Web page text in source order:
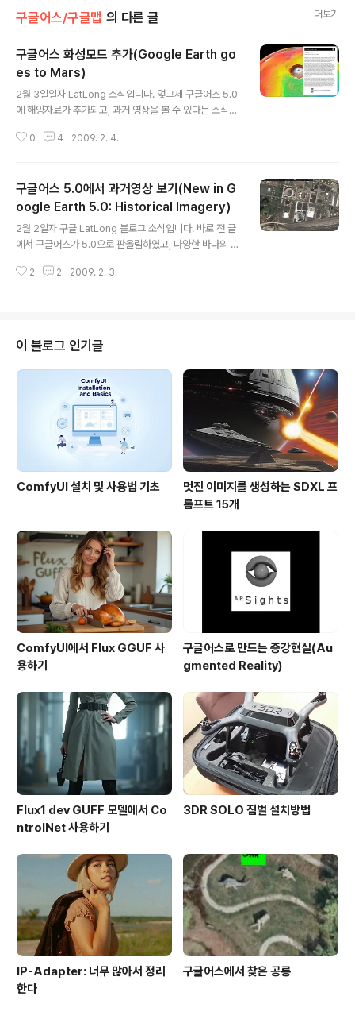
구글어스/구글맵 의 다른 글 더보기
구글어스 화성모드 추가(Google Earth go
es to Mars)
2월 3일일자 LatLong 소식입니다. 엊그제 구글어스 5.0
에 해양자료가 추가되고, 과거 영상을 볼 수 있다는 소식을
니다. 기존에도 웹버전으로 구글 화성(Google Mars)이
라는 글에 올린 것처럼 구글어스에 KML을 추가해서 다른
행성을 볼 수 있는 형태는 있었지만, 영상도 부족하고, 관련
자료도 많이 부족했었습니다. 그런데, 이번에 추가된 화성
모드에는 칼라영상, 높이를 사용한 칼라코드 영상, 근적외
영상 등을 볼 수 있을 뿐 아니라, 유명한 지점에 대한 자세
한 설명도 들어 있고, 특히 미항공우주국(NASA)에서 발사
0 4 2009. 2. 4.
구글어스 5.0에서 과거영상 보기(New in G
oogle Earth 5.0: Historical Imagery)
2월 2일자 구글 LatLong 블로그 소식입니다. 바로 전 글
에서 구글어스가 5.0으로 판올림하였고, 다양한 바다의 모
즉, 과거의 영상을 볼 수 있는 기능이 추가되었다는 내용입
드디어 추가가 되었네요. 사용하는 방법은 간단합니다. 화
면 위에 있는 툴바에서 시계모양의 아이콘을 누르면 시간
을 콘트롤 할 수 있는 슬라이드바가 생기고, 이것을 움직이
던가, 그 위에 있는 단추만 눌러보면 됩니다. 아래는 원문
맨 아래쪽에 있는 필라델피아의 미식축구장? 쪽을 살펴보
겠습니다. 서쪽에 있..
2 2 2009. 2. 3.
이 블로그 인기글
ComfyUI 설치 및 사용법 기초
멋진 이미지를 생성하는 SDXL 프
롬프트 15개
ComfyUI에서 Flux GGUF 사
용하기
구글어스로 만드는 증강현실(Au
gmented Reality)
Flux1 dev GUFF 모델에서 Co
ntrolNet 사용하기
3DR SOLO 짐벌 설치방법
IP-Adapter: 너무 많아서 정리
한다
구글어스에서 찾은 공룡